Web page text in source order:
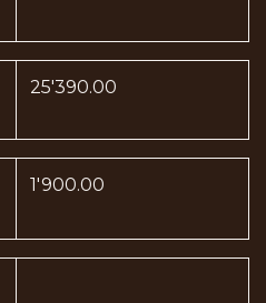
25'390.00
1'900.00